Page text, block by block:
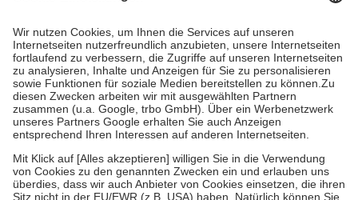
höchstens zehn Euro.
Es sind jedoch nie mehr als die tatsächlichen
Kosten der Leistung zu entrichten.
Diese Regeln gelten grundsätzlich auch für Online-Apotheken.
Bei Heilmitteln und häuslicher Krankenpflege beträgt die
Zuzahlung zehn Prozent der Kosten sowie zehn Euro je
Verordnung.
Um das Engagement der Versicherten für ihre eigene Gesundheit zu
stärken und die besondere Stellung der Familie zu unterstützen,
fallenkeine Zuzahlungenan bei:
• Kindern und Jugendlichen bis zum vollendeten 18. Lebensjahr
mit Ausnahme der Fahrkosten